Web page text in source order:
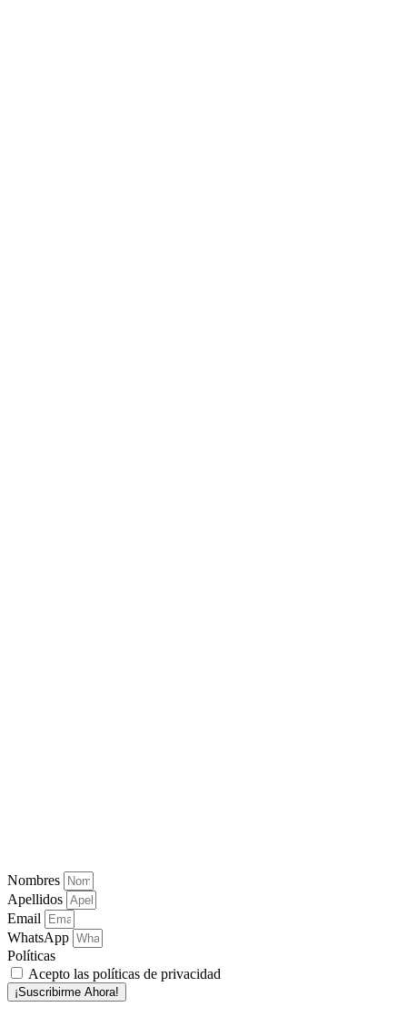
Nombres
Apellidos
Email
WhatsApp
Políticas
Acepto las políticas de privacidad
¡Suscribirme Ahora!